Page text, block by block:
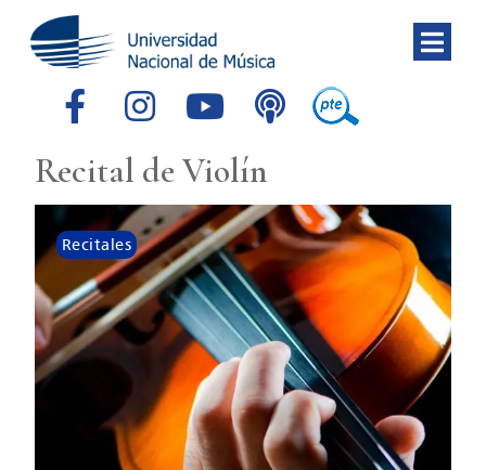
Recital de Violín
Recitales